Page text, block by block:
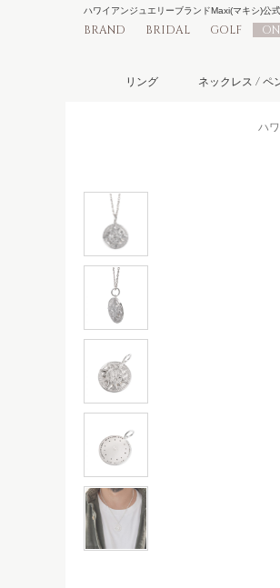
BRAND BRIDAL GOLF
ハワイアンジュエリーブランドMaxi(マキシ)公
リング ネックレス / ペ
ハ